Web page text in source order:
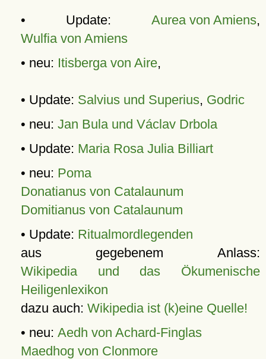
• Update: Aurea von Amiens,
Wulfia von Amiens
• neu: Itisberga von Aire,
• Update: Salvius und Superius, Godric
• neu: Jan Bula und Václav Drbola
• Update: Maria Rosa Julia Billiart
• neu: Poma
Donatianus von Catalaunum
Domitianus von Catalaunum
• Update: Ritualmordlegenden
aus gegebenem Anlass:
Wikipedia und das Ökumenische
Heiligenlexikon
dazu auch: Wikipedia ist (k)eine Quelle!
• neu: Aedh von Achard-Finglas
Maedhog von Clonmore